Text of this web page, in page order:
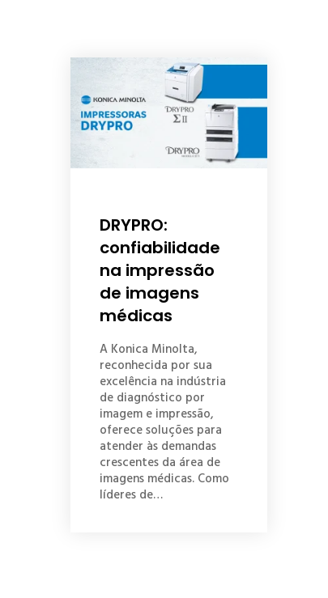
DRYPRO:
confiabilidade
na impressão
de imagens
médicas
A Konica Minolta,
reconhecida por sua
excelência na indústria
de diagnóstico por
imagem e impressão,
oferece soluções para
atender às demandas
crescentes da área de
imagens médicas. Como
líderes de…